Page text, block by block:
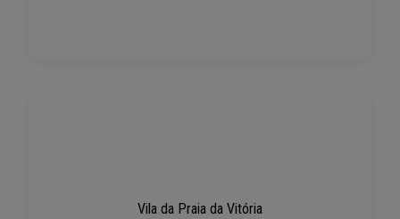
Vila da Praia da Vitória